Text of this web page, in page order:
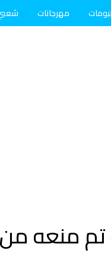
مهرجانات
منعه